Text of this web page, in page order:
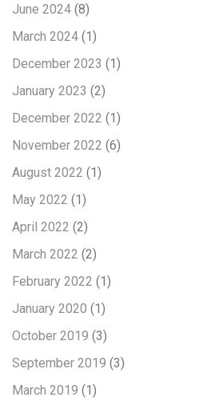
June 2024 (8)
March 2024 (1)
December 2023 (1)
January 2023 (2)
December 2022 (1)
November 2022 (6)
August 2022 (1)
May 2022 (1)
April 2022 (2)
March 2022 (2)
February 2022 (1)
January 2020 (1)
October 2019 (3)
September 2019 (3)
March 2019 (1)